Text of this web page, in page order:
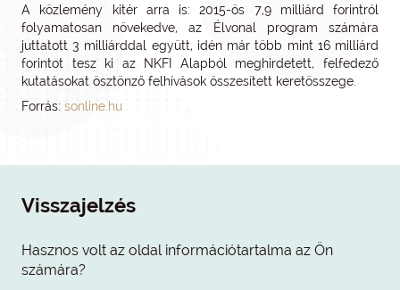
A közlemény kitér arra is: 2015-ös 7,9 milliárd forintról
folyamatosan növekedve, az Élvonal program számára
juttatott 3 milliárddal együtt, idén már több mint 16 milliárd
forintot tesz ki az NKFI Alapból meghirdetett, felfedező
kutatásokat ösztönző felhívások összesített keretösszege.
Forrás: sonline.hu
Visszajelzés
Hasznos volt az oldal információtartalma az Ön
számára?